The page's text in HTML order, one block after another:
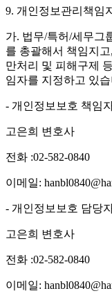
9. 개인정보관리책임
가. 법무/특허/세무그
를 총괄해서 책임지
만처리 및 피해구제
임자를 지정하고 있
- 개인정보보호 책임
고은희 변호사
전화 :02-582-0840
이메일:
- 개인정보보호 담당
고은희 변호사
전화 :02-582-0840
이메일: